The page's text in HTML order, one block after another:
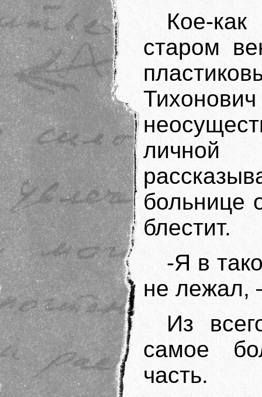
Кое-
старом
больнице
блестит.
-Я в
не лежал,
Из
самое
часть.